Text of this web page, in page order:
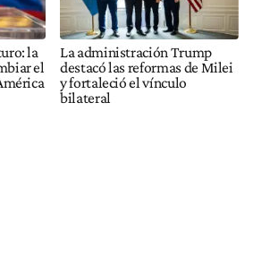
la
el
La administración Trump
destacó las reformas de Milei
y fortaleció el vínculo
bilateral